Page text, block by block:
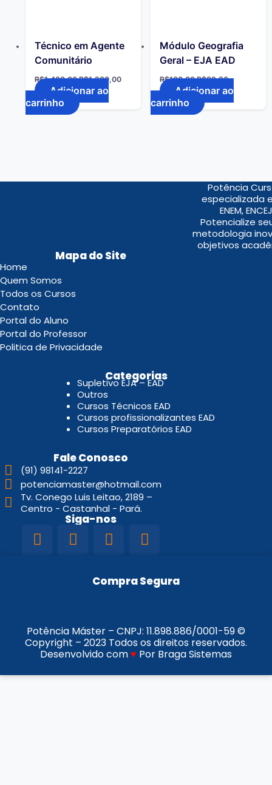
Técnico em Agente
Comunitário
R$1.400,00 R$1.200,00
Adicionar ao
carrinho
Módulo Geografia
Geral – EJA EAD
R$100,00 R$89,90
Adicionar ao
carrinho
Potência
especializada
ENEM,
Potencialize
metodologia
objetivos
Mapa do Site
Home
Quem Somos
Todos os Cursos
Contato
Portal do Aluno
Portal do Professor
Politica de Privacidade
Categorias
Supletivo EJA – EAD
Outros
Cursos Técnicos EAD
Cursos profissionalizantes EAD
Cursos Preparatórios EAD
Fale Conosco
(91) 98141-2227
potenciamaster@hotmail.com
Tv. Conego Luis Leitao, 2189 –
Centro - Castanhal - Pará.
Siga-nos
Compra Segura
Potência Máster – CNPJ: 11.898.886/0001-59©
Copyright – 2023 Todos os direitos reservados.
Desenvolvido com♥ Por Braga Sistemas